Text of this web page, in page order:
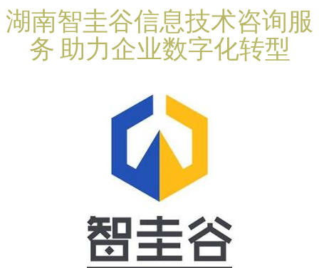
湖南智圭谷信息技术咨询服
务 助力企业数字化转型